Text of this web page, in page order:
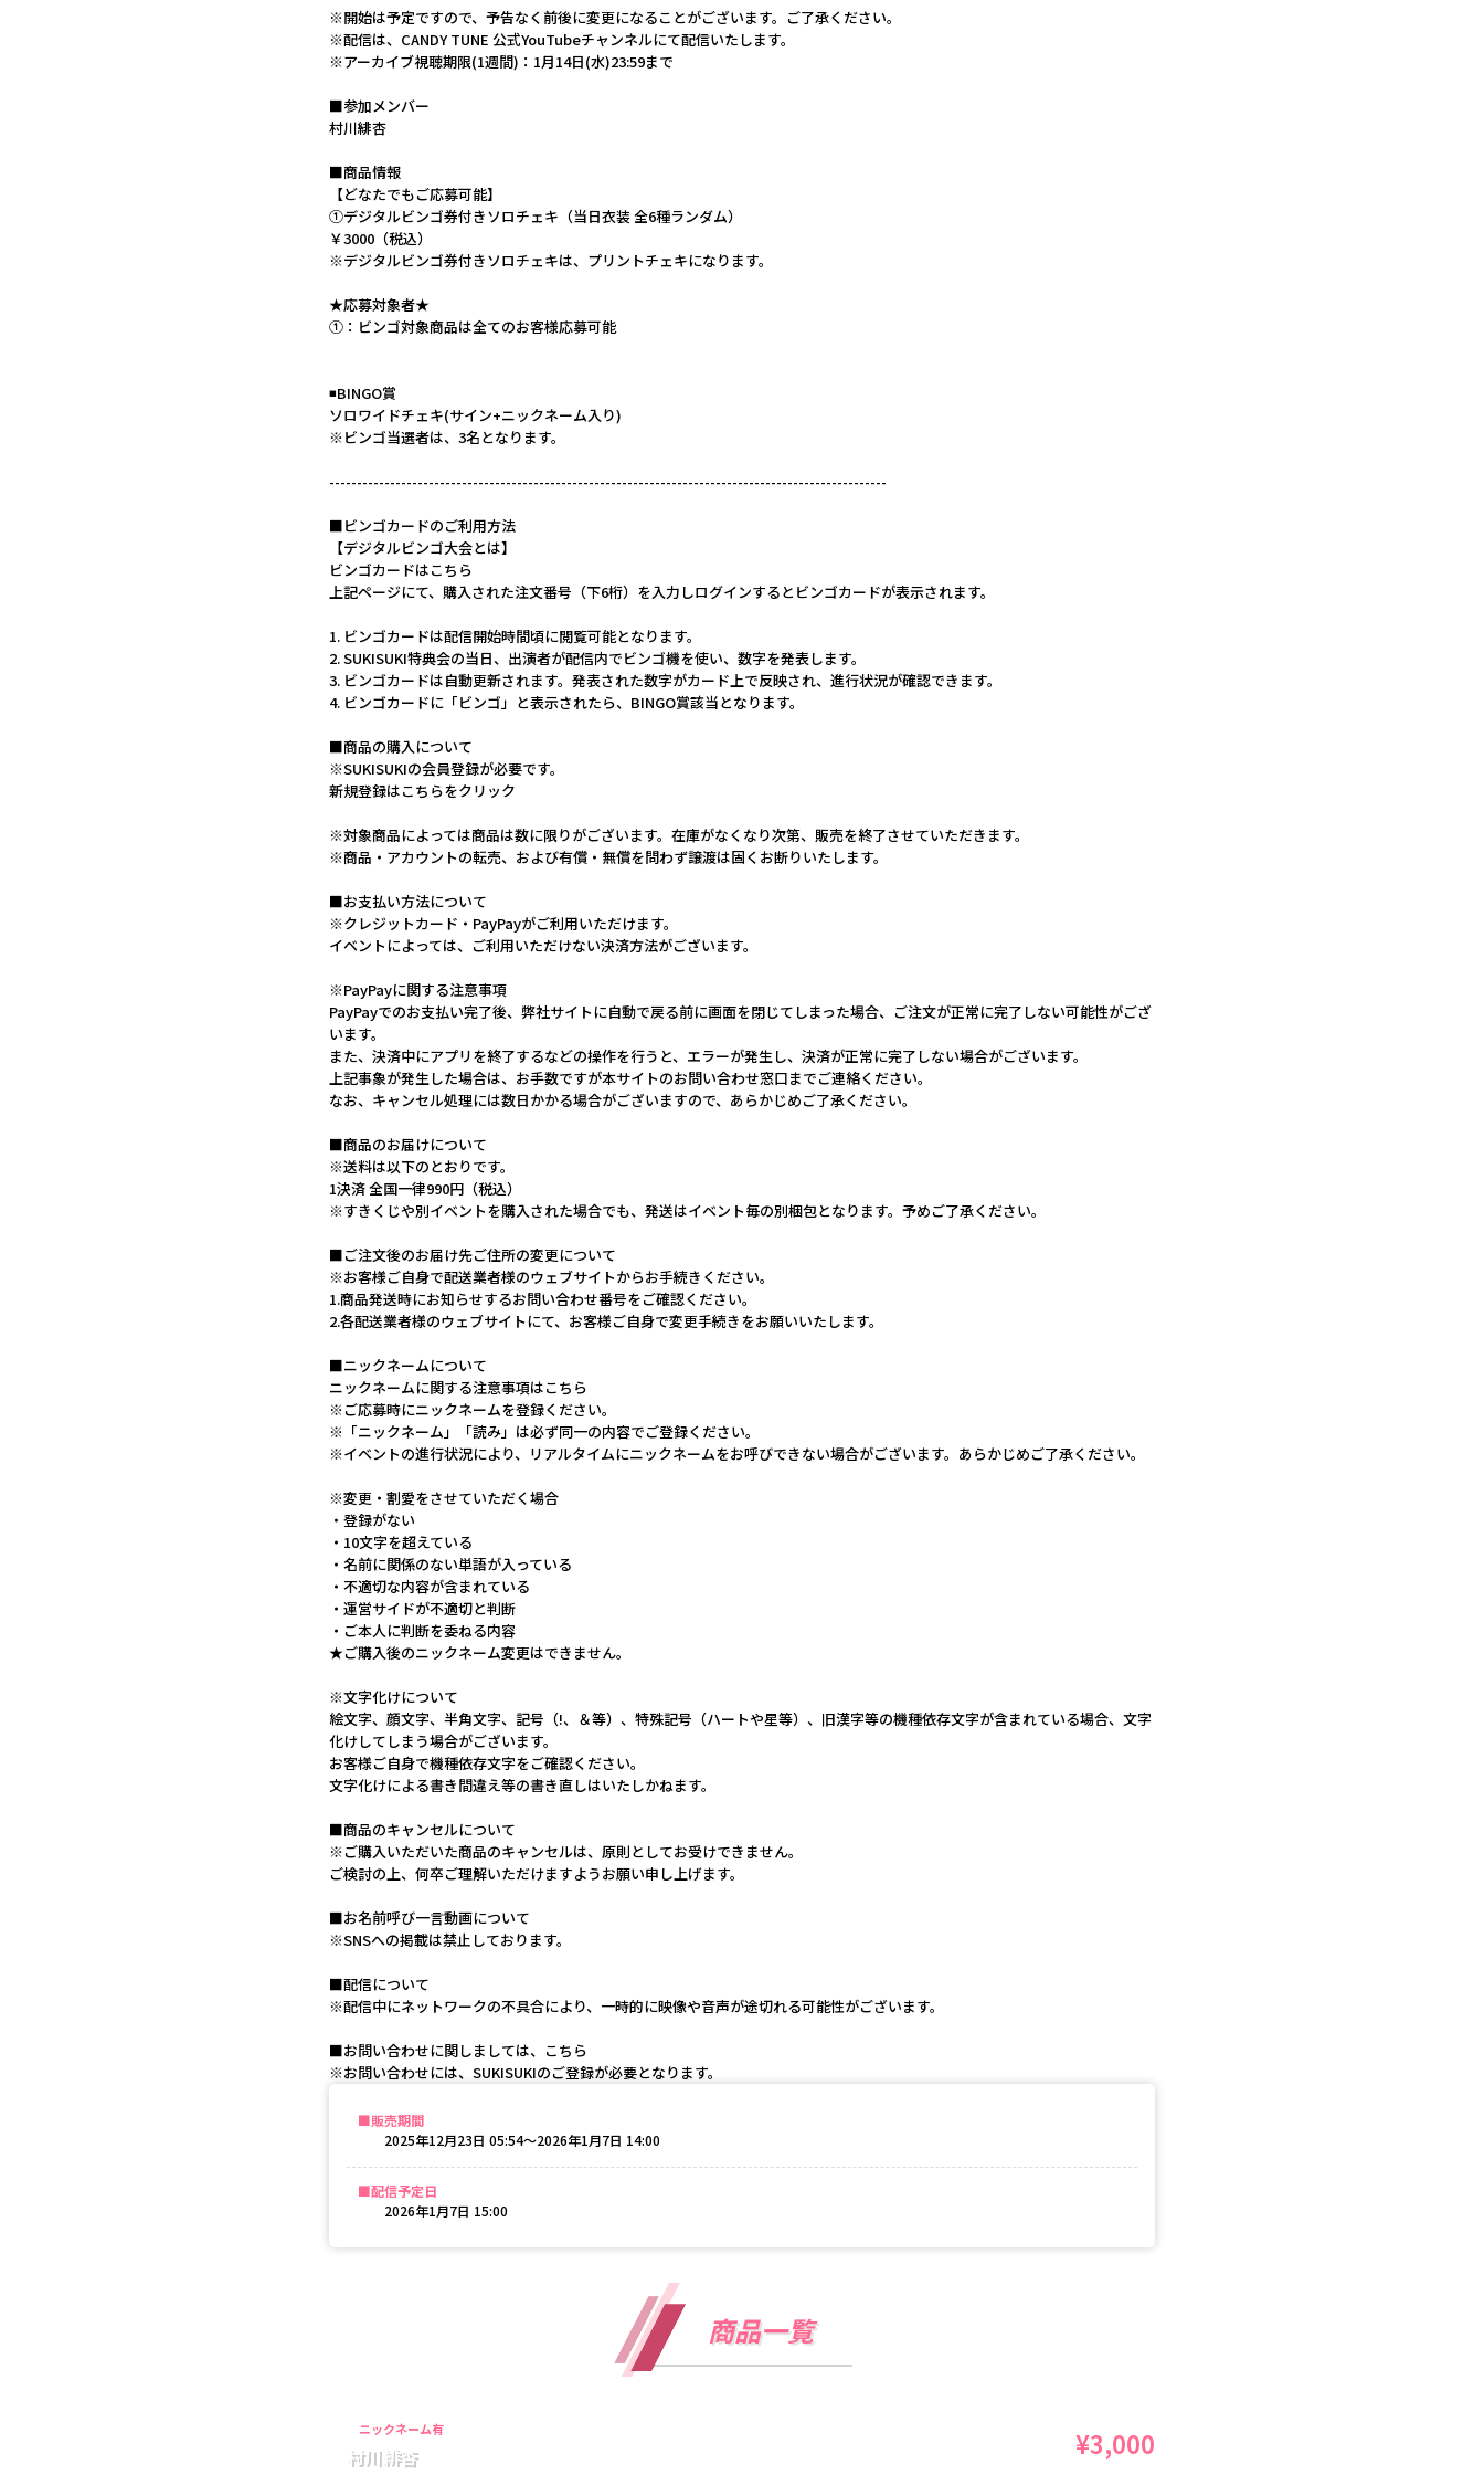
※開始は予定ですので、予告なく前後に変更になることがございます。ご了承ください。
※配信は、CANDY TUNE 公式YouTubeチャンネルにて配信いたします。
※アーカイブ視聴期限(1週間)：1月14日(水)23:59まで
■参加メンバー
村川緋杏
■商品情報
【どなたでもご応募可能】
①デジタルビンゴ券付きソロチェキ（当日衣装 全6種ランダム）
￥3000（税込）
※デジタルビンゴ券付きソロチェキは、プリントチェキになります。
★応募対象者★
①：ビンゴ対象商品は全てのお客様応募可能
◾️BINGO賞
ソロワイドチェキ(サイン+ニックネーム入り)
※ビンゴ当選者は、3名となります。
-----------------------------------------------------------------------------------------------------
■ビンゴカードのご利用方法
【デジタルビンゴ大会とは】
ビンゴカードはこちら
上記ページにて、購入された注文番号（下6桁）を入力しログインするとビンゴカードが表示されます。
1. ビンゴカードは配信開始時間頃に閲覧可能となります。
2. SUKISUKI特典会の当日、出演者が配信内でビンゴ機を使い、数字を発表します。
3. ビンゴカードは自動更新されます。発表された数字がカード上で反映され、進行状況が確認できます。
4. ビンゴカードに「ビンゴ」と表示されたら、BINGO賞該当となります。
■商品の購入について
※SUKISUKIの会員登録が必要です。
新規登録はこちらをクリック
※対象商品によっては商品は数に限りがございます。在庫がなくなり次第、販売を終了させていただきます。
※商品・アカウントの転売、および有償・無償を問わず譲渡は固くお断りいたします。
■お支払い方法について
※クレジットカード・PayPayがご利用いただけます。
イベントによっては、ご利用いただけない決済方法がございます。
※PayPayに関する注意事項
PayPayでのお支払い完了後、弊社サイトに自動で戻る前に画面を閉じてしまった場合、ご注文が正常に完了しない可能性がござ
います。
また、決済中にアプリを終了するなどの操作を行うと、エラーが発生し、決済が正常に完了しない場合がございます。
上記事象が発生した場合は、お手数ですが本サイトのお問い合わせ窓口までご連絡ください。
なお、キャンセル処理には数日かかる場合がございますので、あらかじめご了承ください。
■商品のお届けについて
※送料は以下のとおりです。
1決済 全国一律990円（税込）
※すきくじや別イベントを購入された場合でも、発送はイベント毎の別梱包となります。予めご了承ください。
■ご注文後のお届け先ご住所の変更について
※お客様ご自身で配送業者様のウェブサイトからお手続きください。
1.商品発送時にお知らせするお問い合わせ番号をご確認ください。
2.各配送業者様のウェブサイトにて、お客様ご自身で変更手続きをお願いいたします。
■ニックネームについて
ニックネームに関する注意事項はこちら
※ご応募時にニックネームを登録ください。
※「ニックネーム」「読み」は必ず同一の内容でご登録ください。
※イベントの進行状況により、リアルタイムにニックネームをお呼びできない場合がございます。あらかじめご了承ください。
※変更・割愛をさせていただく場合
・登録がない
・10文字を超えている
・名前に関係のない単語が入っている
・不適切な内容が含まれている
・運営サイドが不適切と判断
・ご本人に判断を委ねる内容
★ご購入後のニックネーム変更はできません。
※文字化けについて
絵文字、顔文字、半角文字、記号（!、＆等）、特殊記号（ハートや星等）、旧漢字等の機種依存文字が含まれている場合、文字
化けしてしまう場合がございます。
お客様ご自身で機種依存文字をご確認ください。
文字化けによる書き間違え等の書き直しはいたしかねます。
■商品のキャンセルについて
※ご購入いただいた商品のキャンセルは、原則としてお受けできません。
ご検討の上、何卒ご理解いただけますようお願い申し上げます。
■お名前呼び一言動画について
※SNSへの掲載は禁止しております。
■配信について
※配信中にネットワークの不具合により、一時的に映像や音声が途切れる可能性がございます。
■お問い合わせに関しましては、こちら
※お問い合わせには、SUKISUKIのご登録が必要となります。
販売期間
2025年12月23日 05:54〜2026年1月7日 14:00
配信予定日
2026年1月7日 15:00
商品一覧
ニックネーム有
村川緋杏 ¥3,000